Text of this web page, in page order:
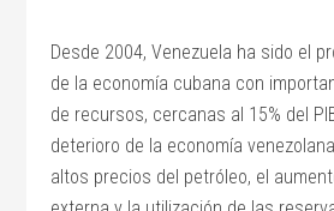
Desde 2004, Venezuela ha sido el
de la economía cubana con
de recursos, cercanas al 15% del
deterioro de la economía
altos precios del petróleo, el